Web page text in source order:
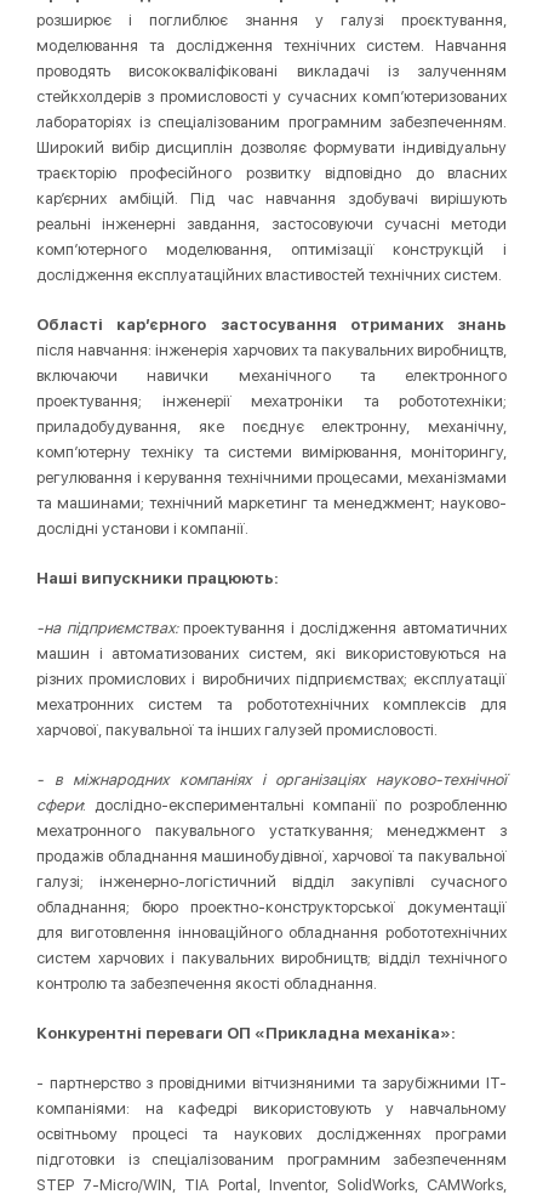
розширює і поглиблює знання у галузі проєктування,
моделювання та дослідження технічних систем. Навчання
проводять висококваліфіковані викладачі із залученням
стейкхолдерів з промисловості у сучасних комп’ютеризованих
лабораторіях із спеціалізованим програмним забезпеченням.
Широкий вибір дисциплін дозволяє формувати індивідуальну
траєкторію професійного розвитку відповідно до власних
кар’єрних амбіцій. Під час навчання здобувачі вирішують
реальні інженерні завдання, застосовуючи сучасні методи
комп’ютерного моделювання, оптимізації конструкцій і
дослідження експлуатаційних властивостей технічних систем.
Області кар’єрного застосування отриманих знань
після навчання: інженерія харчових та пакувальних виробництв,
включаючи навички механічного та електронного
проектування; інженерії мехатроніки та робототехніки;
приладобудування, яке поєднує електронну, механічну,
комп’ютерну техніку та системи вимірювання, моніторингу,
регулювання і керування технічними процесами, механізмами
та машинами; технічний маркетинг та менеджмент; науково-
дослідні установи і компанії.
Наші випускники працюють:
-на підприємствах:проектування і дослідження автоматичних
машин і автоматизованих систем, які використовуються на
різних промислових і виробничих підприємствах; експлуатації
мехатронних систем та робототехнічних комплексів для
харчової, пакувальної та інших галузей промисловості.
- в міжнародних компаніях і організаціях науково-технічної
сфери: дослідно-експериментальні компанії по розробленню
мехатронного пакувального устаткування; менеджмент з
продажів обладнання машинобудівної, харчової та пакувальної
галузі; інженерно-логістичний відділ закупівлі сучасного
обладнання; бюро проектно-конструкторської документації
для виготовлення інноваційного обладнання робототехнічних
систем харчових і пакувальних виробництв; відділ технічного
контролю та забезпечення якості обладнання.
Конкурентні переваги ОП «Прикладна механіка»:
- партнерство з провідними вітчизняними та зарубіжними IT-
компаніями: на кафедрі використовують у навчальному
освітньому процесі та наукових дослідженнях програми
підготовки із спеціалізованим програмним забезпеченням
STEP 7-Micro/WIN, TIA Portal, Inventor, SolidWorks, САМWorks,